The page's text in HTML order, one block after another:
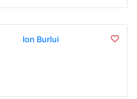
Ion Burlui